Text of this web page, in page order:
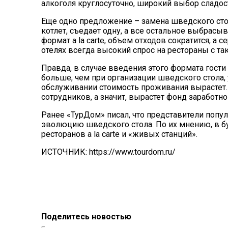
алкоголя круглосуточно, широкий выбор
Еще одно предложение – замена шведского
котлет, съедает одну, а все остальное
формат a la carte, объем отходов сократится, а
отелях всегда высокий спрос на рестораны с
Правда, в случае введения этого формата
больше, чем при организации шведского
обслуживании стоимость проживания
сотрудников, а значит, вырастет фонд
Ранее «ТурДом» писал, что представители
эволюциюшведского стола. По их мнению, в
ресторанов a la carte и «живых станций».
ИСТОЧНИК: https://www.tourdom.ru/
Поделитесь новостью